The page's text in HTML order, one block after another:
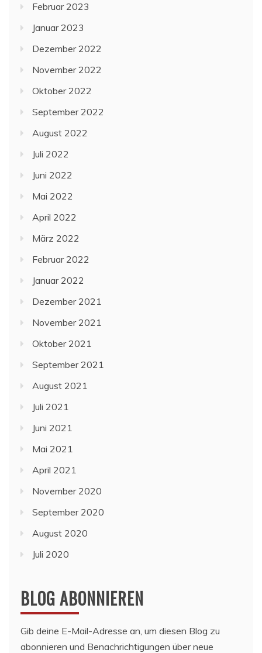
Februar 2023
Januar 2023
Dezember 2022
November 2022
Oktober 2022
September 2022
August 2022
Juli 2022
Juni 2022
Mai 2022
April 2022
März 2022
Februar 2022
Januar 2022
Dezember 2021
November 2021
Oktober 2021
September 2021
August 2021
Juli 2021
Juni 2021
Mai 2021
April 2021
November 2020
September 2020
August 2020
Juli 2020
BLOG ABONNIEREN
Gib deine E-Mail-Adresse an, um diesen Blog zu
abonnieren und Benachrichtigungen über neue